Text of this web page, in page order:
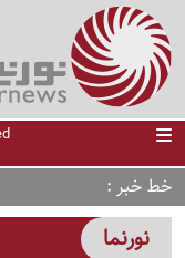
خط خبر
نورنما